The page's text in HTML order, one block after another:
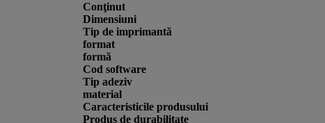
Conţinut
Dimensiuni
Tip de imprimantă
format
formă
Cod software
Tip adeziv
material
Caracteristicile produsului
Produs de durabilitate